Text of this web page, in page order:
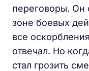
переговоры. Он
зоне боевых
все
отвечал. Но
стал грозить